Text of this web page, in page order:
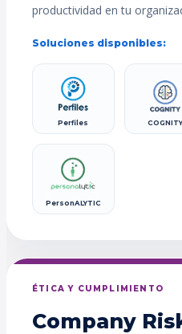
productividad en tu
Soluciones disponibles:
Perfiles COGNITY
PersonALYTIC
ÉTICA Y CUMPLIMIENTO
Company